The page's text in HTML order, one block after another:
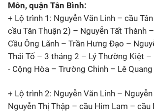
Môn, quận Tân Bình:
+ Lộ trình 1: Nguyễn Văn Linh – cầu
cầu Tân Thuận 2) – Nguyễn Tất Thành
Cầu Ông Lãnh – Trần Hưng Đạo –
Thái Tổ – 3 tháng 2 – Lý Thường Kiệt –
- Cộng Hòa – Trường Chinh – Lê
+ Lộ trình 2: Nguyễn Văn Linh –
Nguyễn Thị Thập – cầu Him Lam – cầu